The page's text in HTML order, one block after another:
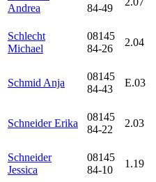
Andrea
84-49
Schlecht
Michael
08145
84-26
2.04
Schmid Anja
08145
84-43
E.03
Schneider Erika
08145
84-22
2.03
Schneider
Jessica
08145
84-10
1.19